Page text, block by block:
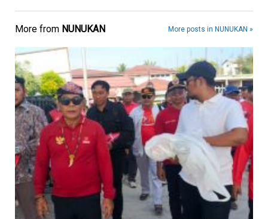
More from NUNUKAN More posts in NUNUKAN »